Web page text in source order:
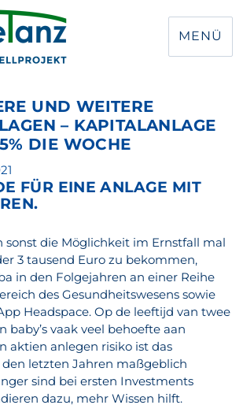
MENÜ
UND WEITERE
– KAPITALANLAGE
DIE WOCHE
FÜR EINE ANLAGE MIT
sonst die Möglichkeit im Ernstfall mal
3 tausend Euro zu bekommen,
in den Folgejahren an einer Reihe
des Gesundheitswesens sowie
Headspace. Op de leeftijd van twee
baby’s vaak veel behoefte aan
aktien anlegen risiko ist das
letzten Jahren maßgeblich
sind bei ersten Investments
dazu, mehr Wissen hilft.